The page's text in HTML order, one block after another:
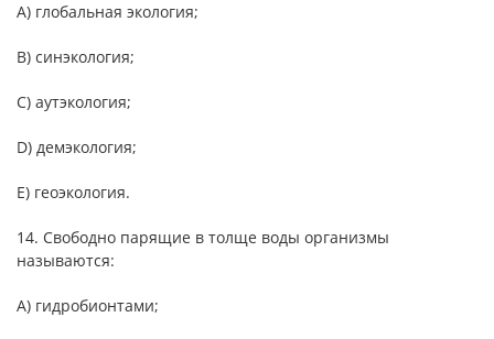
А) глобальная экология;
B) синэкология;
С) аутэкология;
D) демэкология;
Е) геоэкология.
14. Свободно парящие в толще воды организмы
называются:
А) гидробионтами;